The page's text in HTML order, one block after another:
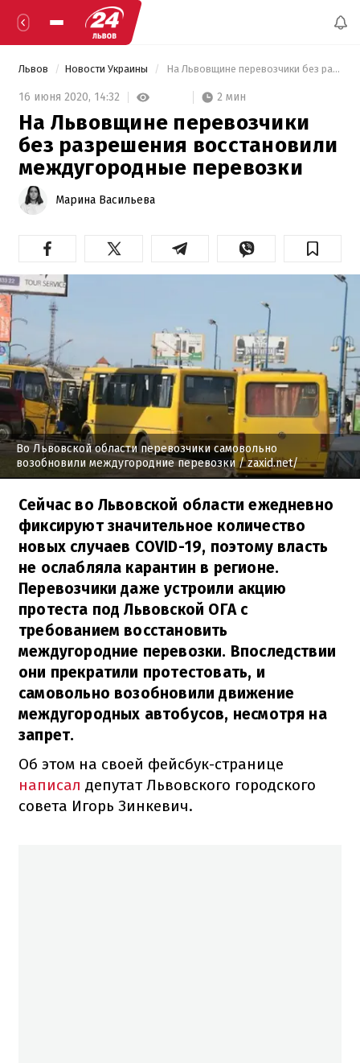
Львов Новости Украины На Львовщине перевозчики без разрешения восстановили междугородные перевозки
16 июня 2020, 14:32 2 мин
На Львовщине перевозчики
без разрешения восстановили
междугородные перевозки
Марина Васильева
Во Львовской области перевозчики самовольно
возобновили междугородние перевозки/ zaxid.net/
Сейчас во Львовской области ежедневно
фиксируют значительное количество
новых случаев COVID-19, поэтому власть
не ослабляла карантин в регионе.
Перевозчики даже устроили акцию
протеста под Львовской ОГА с
требованием восстановить
междугородние перевозки. Впоследствии
они прекратили протестовать, и
самовольно возобновили движение
междугородных автобусов, несмотря на
запрет.
Об этом на своей фейсбук-странице
написал депутат Львовского городского
совета Игорь Зинкевич.